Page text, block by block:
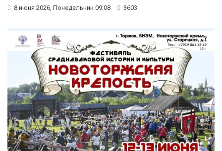
8 июня 2026, Понедельник 09:08 3603